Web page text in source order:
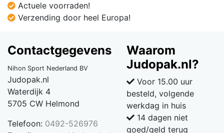
Actuele voorraden!
Verzending door heel Europa!
Contactgegevens
Nihon Sport Nederland BV
Judopak.nl
Waterdijk 4
5705 CW Helmond
Telefoon: 0492-526976
Waarom
Judopak.nl?
Voor 15.00 uur
besteld, volgende
werkdag in huis
14 dagen niet
goed/geld terug